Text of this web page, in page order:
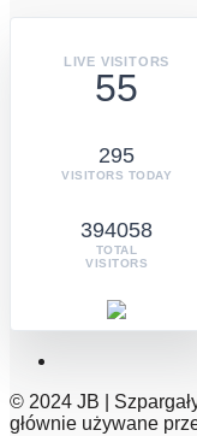
LIVE VISITORS
55
295
VISITORS TODAY
394058
TOTAL
VISITORS
© 2024 JB |
głównie używane